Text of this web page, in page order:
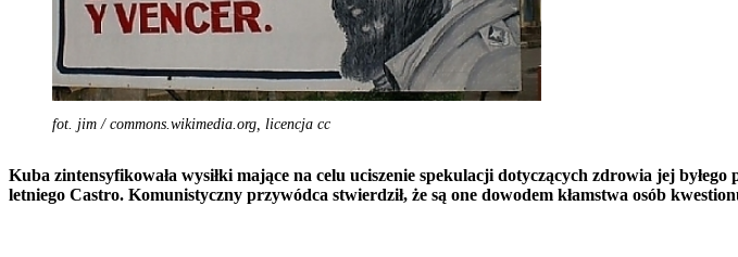
fot. jim / commons.wikimedia.org, licencja cc
Kuba zintensyfikowała wysiłki mające na celu uciszenie spekulacji dotyczących zdrowia jej
letniego Castro. Komunistyczny przywódca stwierdził, że są one dowodem kłamstwa osób